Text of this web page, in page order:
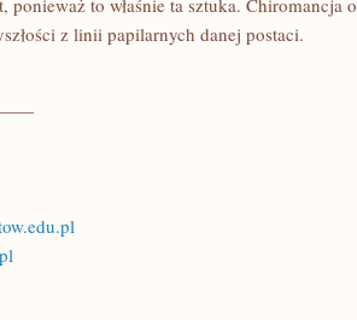
ponieważ to właśnie ta sztuka.
z linii papilarnych danej postaci.